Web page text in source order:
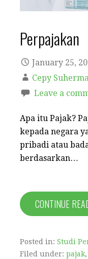
Perpajakan
January 25,
Cepy
Leave a
Apa itu Pajak?
kepada negara
pribadi atau
berdasarkan…
CONTINUE
Posted in: Studi
Filed under: pajak,